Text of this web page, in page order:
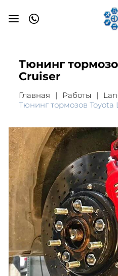
Тюнинг
Cruiser
Главная Работы
Тюнинг тормозов Toyota